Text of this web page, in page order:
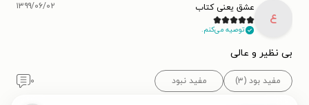
ع
عشق یعنی کتاب
توصیه می‌کنم.
۱۳۹۹/۰۶/۰۲
بی نظیر و عالی
مفید بود (۳) مفید نبود ۰